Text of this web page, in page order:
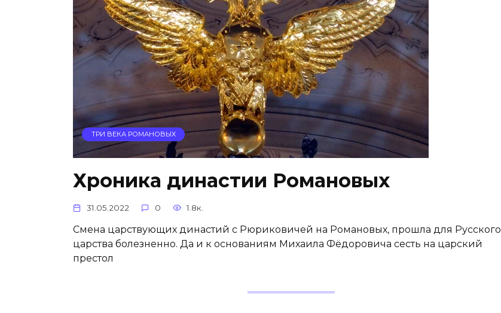
ТРИ ВЕКА РОМАНОВЫХ
Хроника династии Романовых
31.05.2022 0 1.8к.
Смена царствующих династий с Рюриковичей на Романовых, прошла для Русского
царства болезненно. Да и к основаниям Михаила Фёдоровича сесть на царский
престол